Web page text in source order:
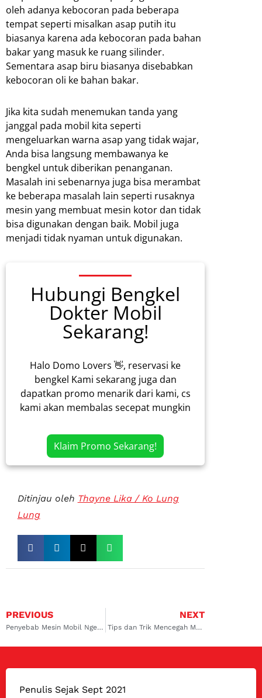
oleh adanya kebocoran pada beberapa
tempat seperti misalkan asap putih itu
biasanya karena ada kebocoran pada bahan
bakar yang masuk ke ruang silinder.
Sementara asap biru biasanya disebabkan
kebocoran oli ke bahan bakar.
Jika kita sudah menemukan tanda yang
janggal pada mobil kita seperti
mengeluarkan warna asap yang tidak wajar,
Anda bisa langsung membawanya ke
bengkel untuk diberikan penanganan.
Masalah ini sebenarnya juga bisa merambat
ke beberapa masalah lain seperti rusaknya
mesin yang membuat mesin kotor dan tidak
bisa digunakan dengan baik. Mobil juga
menjadi tidak nyaman untuk digunakan.
Hubungi Bengkel
Dokter Mobil
Sekarang!
Halo Domo Lovers 👋, reservasi ke
bengkel Kami sekarang juga dan
dapatkan promo menarik dari kami, cs
kami akan membalas secepat mungkin
Klaim Promo Sekarang!
Ditinjau oleh Thayne Lika / Ko Lung
Lung
PREVIOUS
Penyebab Mesin Mobil Ngebul dan Kasar
NEXT
Tips dan Trik Mencegah Mesin Ngempos / Tidak Bertenaga
Penulis Sejak Sept 2021